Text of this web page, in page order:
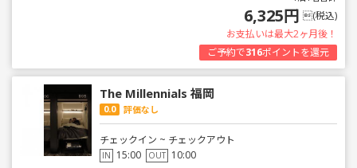
6,325円 (税込)
お支払いは最大2ヶ月後！
ご予約で316ポイントを還元
The Millennials 福岡
0.0 評価なし
チェックイン ~ チェックアウト
IN 15:00 OUT 10:00